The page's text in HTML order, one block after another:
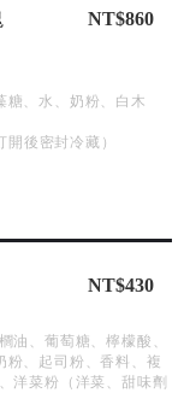
NT$860
糖、水、奶粉、白木
後密封冷藏）
NT$430
油、葡萄糖、檸檬酸、
粉、起司粉、香料、複
洋菜粉（洋菜、甜味劑